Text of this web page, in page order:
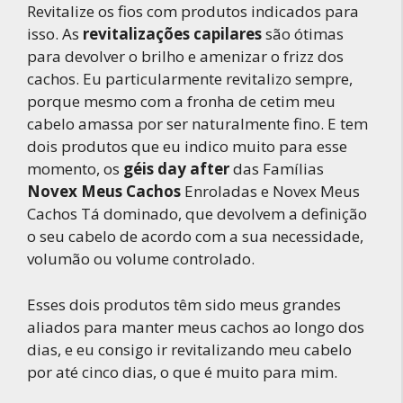
Revitalize os fios com produtos indicados para
isso. As revitalizações capilaressão ótimas
para devolver o brilho e amenizar o frizz dos
cachos. Eu particularmente revitalizo sempre,
porque mesmo com a fronha de cetim meu
cabelo amassa por ser naturalmente fino. E tem
dois produtos que eu indico muito para esse
momento, os géis day afterdas Famílias
Novex Meus Cachos Enroladas e Novex Meus
Cachos Tá dominado, que devolvem a definição
o seu cabelo de acordo com a sua necessidade,
volumão ou volume controlado.
Esses dois produtos têm sido meus grandes
aliados para manter meus cachos ao longo dos
dias, e eu consigo ir revitalizando meu cabelo
por até cinco dias, o que é muito para mim.